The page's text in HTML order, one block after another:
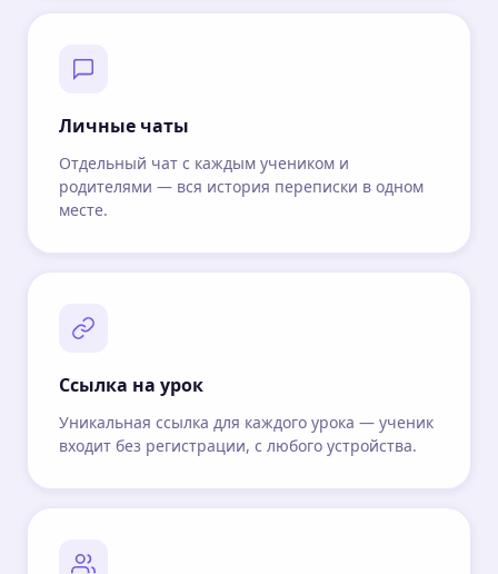
Личные чаты
Отдельный чат с каждым учеником и
родителями — вся история переписки в одном
месте.
Ссылка на урок
Уникальная ссылка для каждого урока — ученик
входит без регистрации, с любого устройства.